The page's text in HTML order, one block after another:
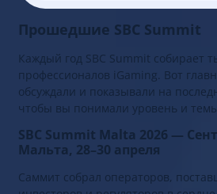
Прошедшие SBC Summit
Каждый год SBC Summit собирает
профессионалов iGaming. Вот
обсуждали и показывали на
чтобы вы понимали уровень и
SBC Summit Malta 2026 —
Мальта, 28–30 апреля
Саммит собрал операторов,